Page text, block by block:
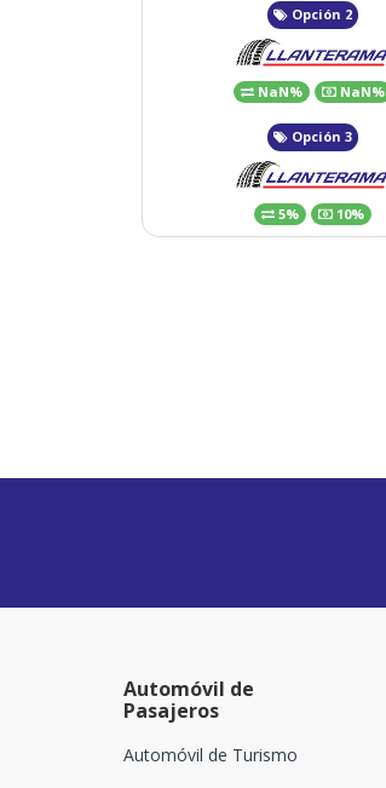
Opción 2
NaN% NaN%
Opción 3
5% 10%
Automóvil de
Pasajeros
Automóvil de Turismo